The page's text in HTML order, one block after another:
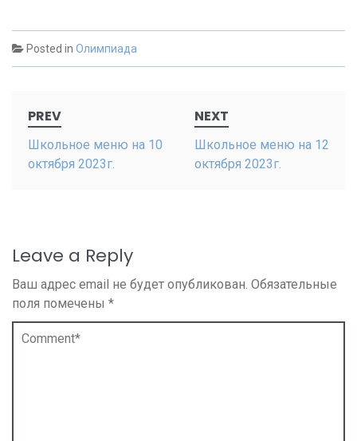
Posted in Олимпиада
navigation
PREV
Школьное меню на 10
октября 2023г.
NEXT
Школьное меню на 12
октября 2023г.
Leave a Reply
Ваш адрес email не будет опубликован. Обязательные
поля помечены *